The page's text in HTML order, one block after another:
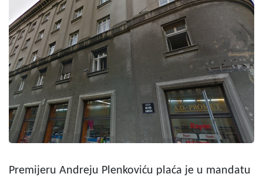
Premijeru Andreju Plenkoviću plaća je u mandatu